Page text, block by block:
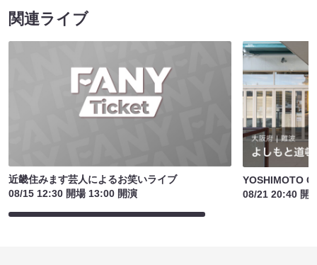
関連ライブ
近畿住みます芸人によるお笑いライブ
08/15 12:30 開場 13:00 開演
YOSHIMOTO
08/21 20:40 開